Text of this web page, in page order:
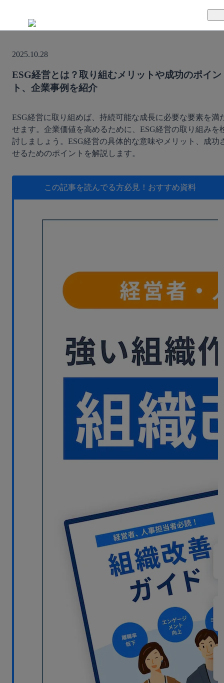
TUNAGの特徴
サポート体制
セキュリティ体制
料金案内
導入事例
活用方法
運営会社
お役立ち資料
資料ダウンロード
2025.10.28
ESG経営とは？取り組むメリットや成功のポイン
ト、企業事例を紹介
ESG経営に取り組めば、持続可能な成長に必要な要素を満
せます。企業価値を高めるために、ESG経営の取り組みを
討しましょう。ESG経営の具体的な意味やメリット、成功
せるためのポイントを解説します。
この記事を読んでる方必見！ おすすめ資料